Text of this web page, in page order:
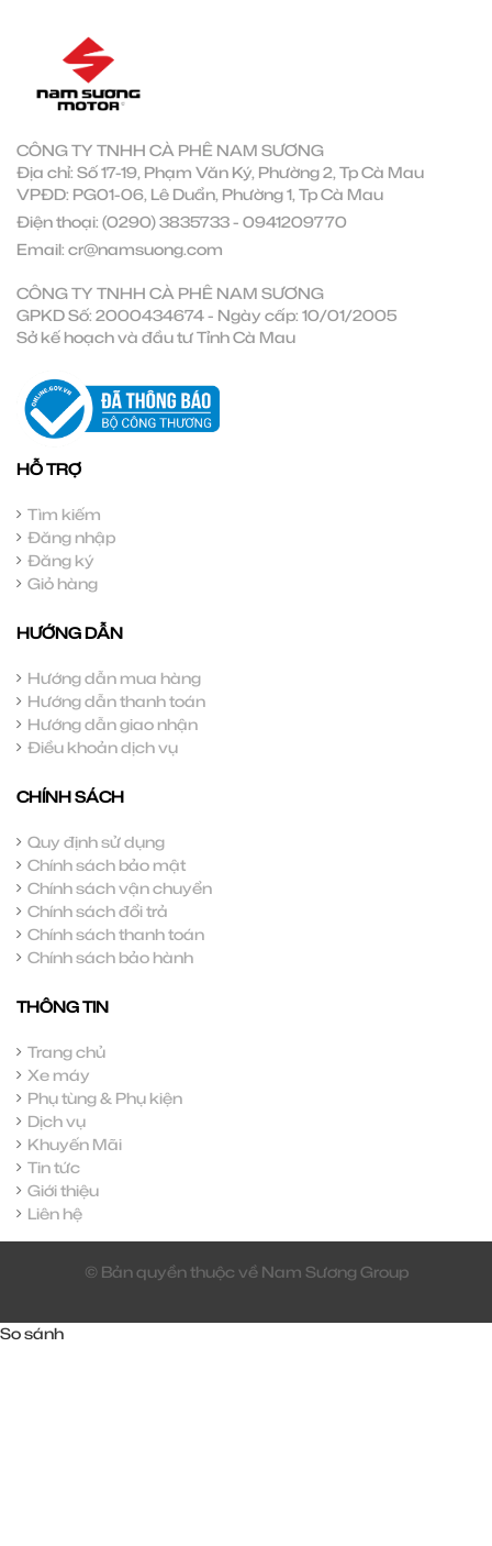
CÔNG TY TNHH CÀ PHÊ NAM SƯƠNG
Địa chỉ: Số 17-19, Phạm Văn Ký, Phường 2, Tp Cà Mau
VPĐD: PG01-06, Lê Duẩn, Phường 1, Tp Cà Mau
Điện thoại: (0290) 3835733- 0941209770
Email: cr@namsuong.com
CÔNG TY TNHH CÀ PHÊ NAM SƯƠNG
GPKD Số: 2000434674 - Ngày cấp: 10/01/2005
Sở kế hoạch và đầu tư Tỉnh Cà Mau
HỖ TRỢ
Tìm kiếm
Đăng nhập
Đăng ký
Giỏ hàng
HƯỚNG DẪN
Hướng dẫn mua hàng
Hướng dẫn thanh toán
Hướng dẫn giao nhận
Điều khoản dịch vụ
CHÍNH SÁCH
Quy định sử dụng
Chính sách bảo mật
Chính sách vận chuyển
Chính sách đổi trả
Chính sách thanh toán
Chính sách bảo hành
THÔNG TIN
Trang chủ
Xe máy
Phụ tùng & Phụ kiện
Dịch vụ
Khuyến Mãi
Tin tức
Giới thiệu
Liên hệ
© Bản quyền thuộc về Nam Sương Group
So sánh